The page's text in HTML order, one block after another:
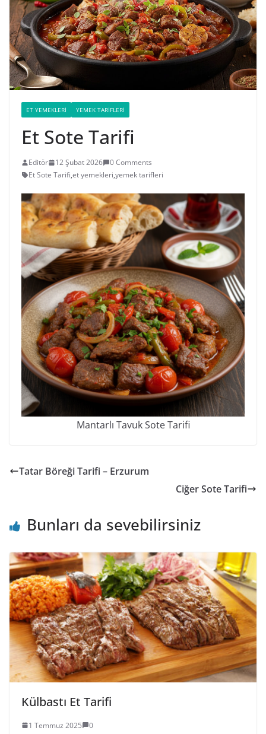
ET YEMEKLERI YEMEK TARIFLERI
Et Sote Tarifi
Editör 12 Şubat 2026
0 Comments
Et Sote Tarifi,et yemekleri,yemek tarifleri
Mantarlı Tavuk Sote Tarifi
Tatar Böreği Tarifi – Erzurum
Ciğer Sote Tarifi
Bunları da sevebilirsiniz
Külbastı Et Tarifi
1 Temmuz 2025 0